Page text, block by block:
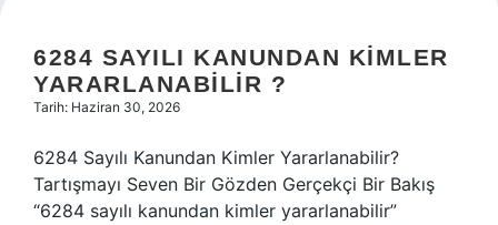
6284 SAYILI KANUNDAN KIMLER
YARARLANABILIR ?
Tarih: Haziran 30, 2026
6284 Sayılı Kanundan Kimler Yararlanabilir?
Tartışmayı Seven Bir Gözden Gerçekçi Bir Bakış
“6284 sayılı kanundan kimler yararlanabilir”